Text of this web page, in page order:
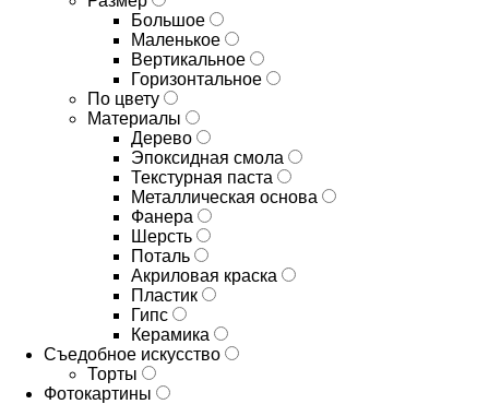
Большое
Маленькое
Вертикальное
Горизонтальное
По цвету
Материалы
Дерево
Эпоксидная смола
Текстурная паста
Металлическая основа
Фанера
Шерсть
Поталь
Акриловая краска
Пластик
Гипс
Керамика
Съедобное искусство
Торты
Фотокартины